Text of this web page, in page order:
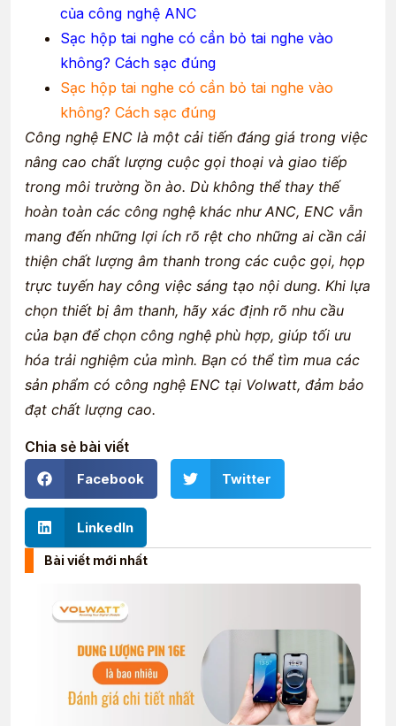
của công nghệ ANC
Sạc hộp tai nghe có cần bỏ tai nghe vào
không? Cách sạc đúng
Sạc hộp tai nghe có cần bỏ tai nghe vào
không? Cách sạc đúng
Công nghệ ENC là một cải tiến đáng giá trong việc
nâng cao chất lượng cuộc gọi thoại và giao tiếp
trong môi trường ồn ào. Dù không thể thay thế
hoàn toàn các công nghệ khác như ANC, ENC vẫn
mang đến những lợi ích rõ rệt cho những ai cần cải
thiện chất lượng âm thanh trong các cuộc gọi, họp
trực tuyến hay công việc sáng tạo nội dung. Khi lựa
chọn thiết bị âm thanh, hãy xác định rõ nhu cầu
của bạn để chọn công nghệ phù hợp, giúp tối ưu
hóa trải nghiệm của mình. Bạn có thể tìm mua các
sản phẩm có công nghệ ENC tại Volwatt, đảm bảo
đạt chất lượng cao.
Chia sẻ bài viết
Facebook Twitter
LinkedIn
Bài viết mới nhất